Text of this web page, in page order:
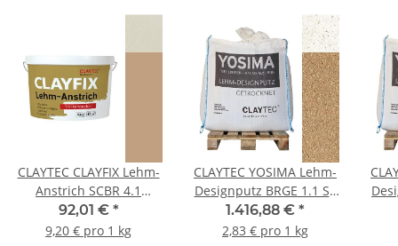
CLAYTEC CLAYFIX Lehm-
Anstrich SCBR 4.1
Feinkorn - 10 kg Eimer
92,01 € *
9,20 € pro 1 kg
CLAYTEC YOSIMA Lehm-
Designputz BRGE 1.1 ST
- 500 kg BigBag
1.416,88 € *
2,83 € pro 1 kg